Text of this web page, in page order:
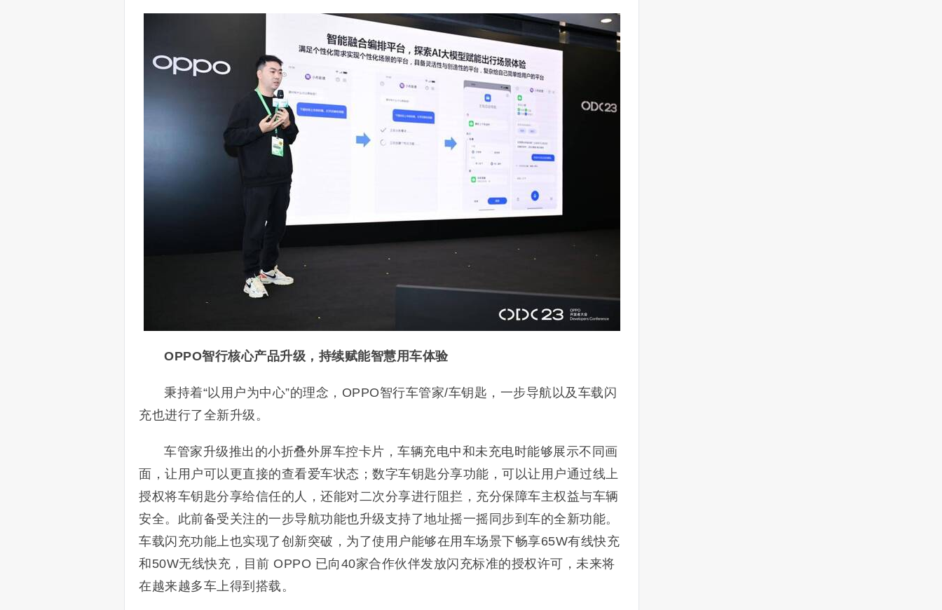
OPPO智行核心产品升级，持续赋能智慧用车体验
秉持着“以用户为中心”的理念，OPPO智行车管家/车钥匙，一步导航以及车载闪
充也进行了全新升级。
车管家升级推出的小折叠外屏车控卡片，车辆充电中和未充电时能够展示不同画
面，让用户可以更直接的查看爱车状态；数字车钥匙分享功能，可以让用户通过线上
授权将车钥匙分享给信任的人，还能对二次分享进行阻拦，充分保障车主权益与车辆
安全。此前备受关注的一步导航功能也升级支持了地址摇一摇同步到车的全新功能。
车载闪充功能上也实现了创新突破，为了使用户能够在用车场景下畅享65W有线快充
和50W无线快充，目前 OPPO 已向40家合作伙伴发放闪充标准的授权许可，未来将
在越来越多车上得到搭载。